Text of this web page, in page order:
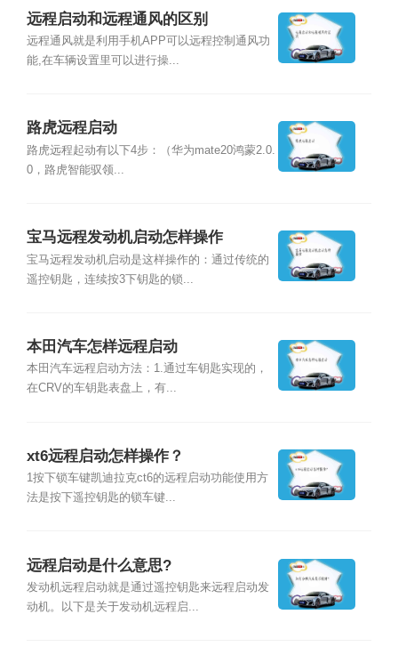
远程启动和远程通风的区别
远程通风就是利用手机APP可以远程控制通风功
能,在车辆设置里可以进行操...
路虎远程启动
路虎远程起动有以下4步：（华为mate20鸿蒙2.0.
0，路虎智能驭领...
宝马远程发动机启动怎样操作
宝马远程发动机启动是这样操作的：通过传统的
遥控钥匙，连续按3下钥匙的锁...
本田汽车怎样远程启动
本田汽车远程启动方法：1.通过车钥匙实现的，
在CRV的车钥匙表盘上，有...
xt6远程启动怎样操作？
1按下锁车键凯迪拉克ct6的远程启动功能使用方
法是按下遥控钥匙的锁车键...
远程启动是什么意思?
发动机远程启动就是通过遥控钥匙来远程启动发
动机。以下是关于发动机远程启...